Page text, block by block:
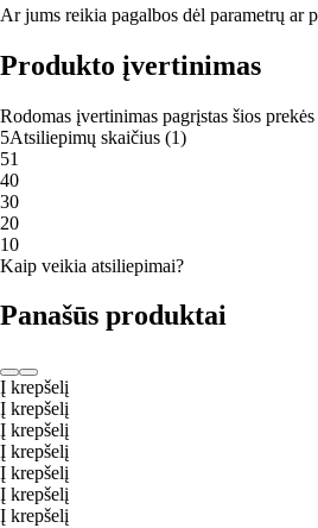
Ar jums reikia pagalbos dėl parametrų ar
Produkto įvertinimas
Rodomas įvertinimas pagrįstas šios
5Atsiliepimų skaičius (1)
51
40
30
20
10
Kaip veikia atsiliepimai?
Panašūs produktai
Į krepšelį
Į krepšelį
Į krepšelį
Į krepšelį
Į krepšelį
Į krepšelį
Į krepšelį